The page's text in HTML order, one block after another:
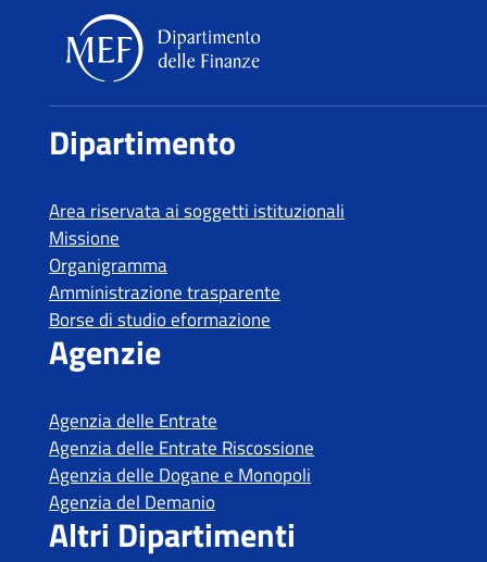
Dipartimento delle Finanze
Dipartimento
Area riservata ai soggetti istituzionali
Missione
Organigramma
Amministrazione trasparente
Borse di studio eformazione
Agenzie
Agenzia delle Entrate
Agenzia delle Entrate Riscossione
Agenzia delle Dogane e Monopoli
Agenzia del Demanio
Altri Dipartimenti